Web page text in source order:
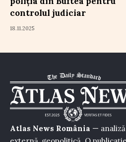
controlul judiciar
18.11.2025
Atlas News România —